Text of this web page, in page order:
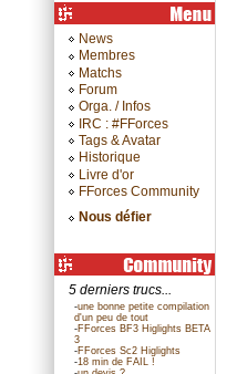
News
Membres
Matchs
Forum
Orga. / Infos
IRC : #FForces
Tags & Avatar
Historique
Livre d'or
FForces Community
Nous défier
5 derniers trucs...
-une bonne petite compilation
d'un peu de tout
-FForces BF3 Higlights BETA
3
-FForces Sc2 Higlights
-18 min de FAIL !